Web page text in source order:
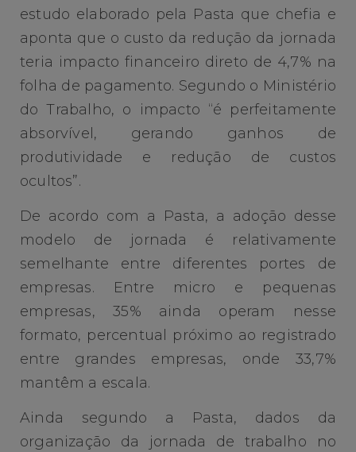
estudo elaborado pela Pasta que chefia e
aponta que o custo da redução da jornada
teria impacto financeiro direto de 4,7% na
folha de pagamento. Segundo o Ministério
do Trabalho, o impacto “é perfeitamente
absorvível, gerando ganhos de
produtividade e redução de custos
ocultos”.
De acordo com a Pasta, a adoção desse
modelo de jornada é relativamente
semelhante entre diferentes portes de
empresas. Entre micro e pequenas
empresas, 35% ainda operam nesse
formato, percentual próximo ao registrado
entre grandes empresas, onde 33,7%
mantêm a escala.
Ainda segundo a Pasta, dados da
organização da jornada de trabalho no